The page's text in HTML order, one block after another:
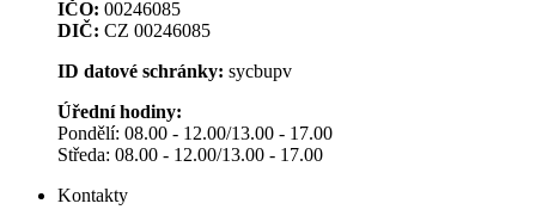
IČO: 00246085
DIČ: CZ 00246085
ID datové schránky: sycbupv
Úřední hodiny:
Pondělí: 08.00 - 12.00/13.00 - 17.00
Středa: 08.00 - 12.00/13.00 - 17.00
Kontakty